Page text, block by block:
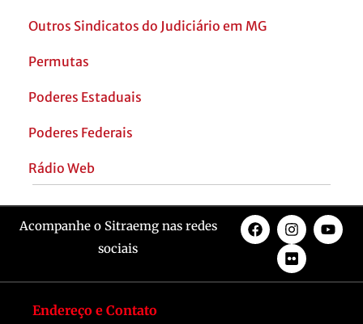
Outros Sindicatos do Judiciário em MG
Permutas
Poderes Estaduais
Poderes Federais
Rádio Web
Acompanhe o Sitraemg nas redes
sociais
Endereço e Contato